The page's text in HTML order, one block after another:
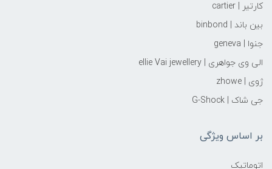
کارتیر | cartier
بین باند | binbond
جنوا | geneva
الی وی جواهری | ellie Vai‌ jewellery
ژوی | zhowe
جی شاک | G-Shock
بر اساس ویژگی
اتوماتیک